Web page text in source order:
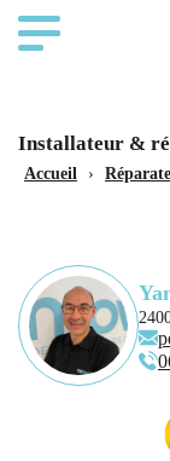
Installateur &
Accueil ›